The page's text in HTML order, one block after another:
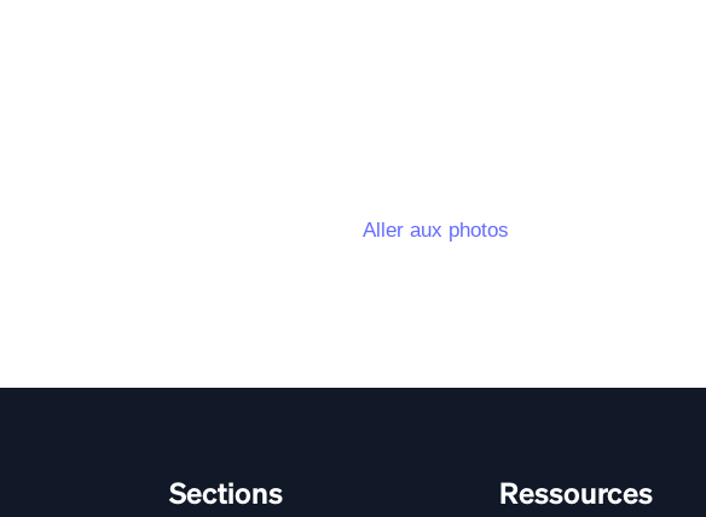
Aller aux photos
Sections Ressources